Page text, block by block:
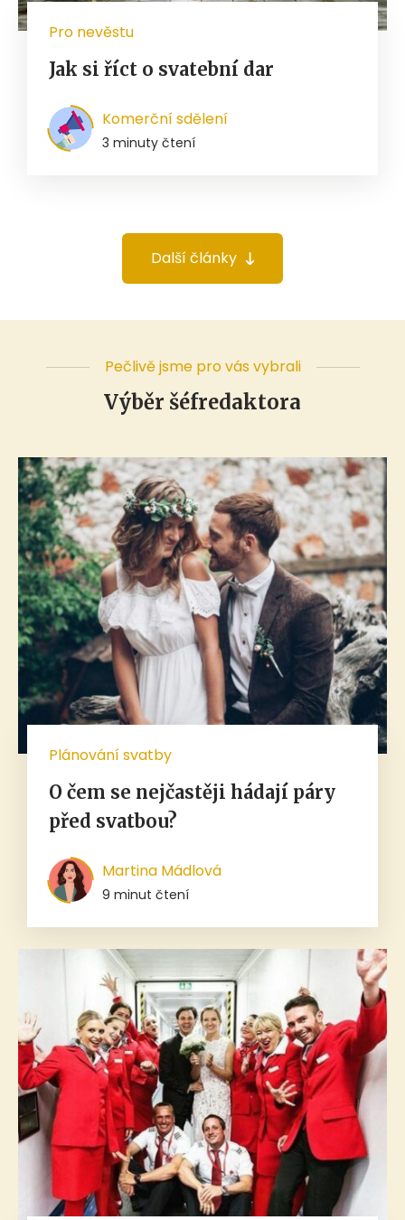
Pro nevěstu
Jak si říct o svatební dar
Komerční sdělení
3 minuty čtení
Další články
Pečlivě jsme pro vás vybrali
Výběr šéfredaktora
Plánování svatby
O čem se nejčastěji hádají páry
před svatbou?
Martina Mádlová
9 minut čtení